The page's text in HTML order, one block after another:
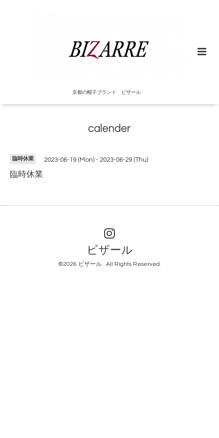
京都の帽子ブランド ビザール
calender
臨時休業 2023-06-19 (Mon) - 2023-06-29 (Thu)
臨時休業
ビザール
©2026 ビザール . All Rights Reserved.